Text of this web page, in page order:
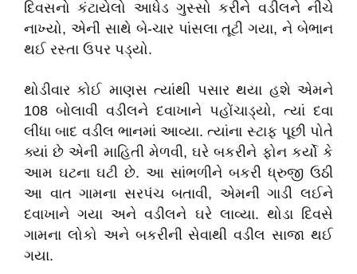
દિવસનો કંટાયેલો આધેડ ગુસ્સો કરીને વડીલને નીચે
નાખ્યો, એની સાથે બે-ચાર પાંસલા તૂટી ગયા, ને બેભાન
થઈ રસ્તા ઉપર પડ્યો.
થોડીવાર કોઈ માણસ ત્યાંથી પસાર થયા હશે એમને
108 બોલાવી વડીલને દવાખાને પહોંચાડ્યો, ત્યાં દવા
લીધા બાદ વડીલ ભાનમાં આવ્યા. ત્યાંના સ્ટાફ પૂછી પોતે
ક્યાં છે એની માહિતી મેળવી, ઘરે બકરીને ફોન કર્યો કે
આમ ઘટના ઘટી છે. આ સાંભળીને બકરી ધ્રુજી ઉઠી
આ વાત ગામના સરપંચ બતાવી, એમની ગાડી લઈને
દવાખાને ગયા અને વડીલને ઘરે લાવ્યા. થોડા દિવસે
ગામના લોકો અને બકરીની સેવાથી વડીલ સાજા થઈ
ગયા.